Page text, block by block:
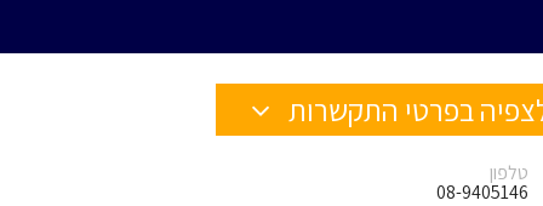
בפרטי התקשרות
טלפון
08-9405146